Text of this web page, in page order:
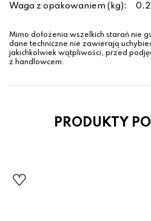
Waga z opakowaniem (kg):
Mimo dołożenia wszelkich starań nie
dane techniczne nie zawierają
jakichkolwiek wątpliwości, przed
z handlowcem.
PRODUKTY